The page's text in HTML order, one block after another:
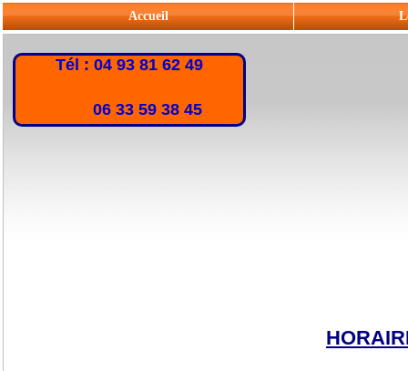
Accueil
Tél : 04 93 81 62 49
06 33 59 38 45